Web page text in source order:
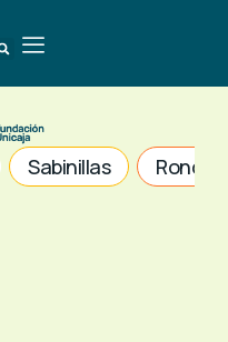
Sabinillas Ronda